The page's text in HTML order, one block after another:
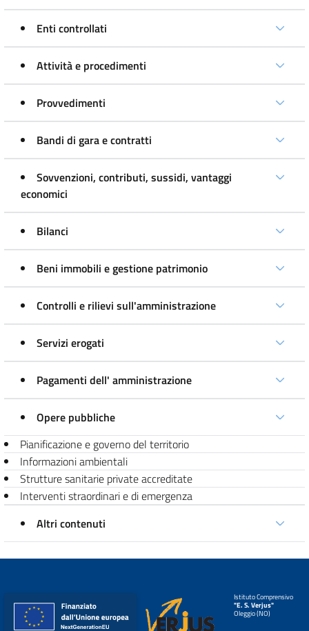
Enti controllati
Attività e procedimenti
Provvedimenti
Bandi di gara e contratti
Sovvenzioni, contributi, sussidi, vantaggi
economici
Bilanci
Beni immobili e gestione patrimonio
Controlli e rilievi sull'amministrazione
Servizi erogati
Pagamenti dell' amministrazione
Opere pubbliche
Pianificazione e governo del territorio
Informazioni ambientali
Strutture sanitarie private accreditate
Interventi straordinari e di emergenza
Altri contenuti
Istituto Comprensivo
"E. S. Verjus"
Oleggio (NO)